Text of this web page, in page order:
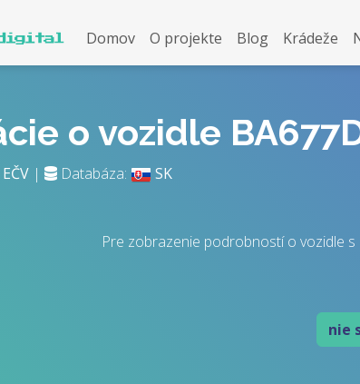
Domov O projekte Blog Krádeže
o vozidle
EČV | Databáza: SK
Pre zobrazenie podrobností o vozidle s
nie